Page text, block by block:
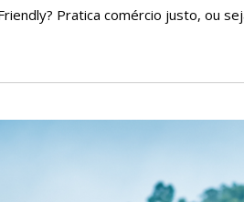
Pratica comércio justo, ou